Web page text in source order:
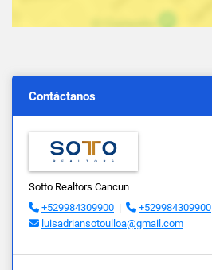
Contáctanos
Sotto Realtors Cancun
+529984309900 |
+529984309900
luisadriansotoulloa@gmail.com